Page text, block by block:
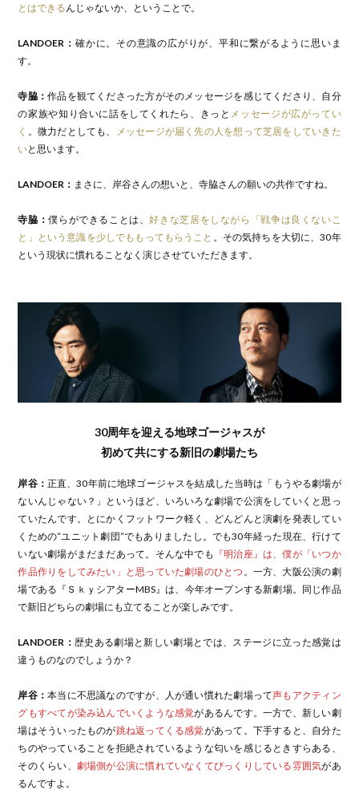
とはできる んじゃないか、ということで。
LANDOER： 確かに。その意識の広がりが、平和に繋がるように思いま
す。
寺脇：作品を観てくださった方がそのメッセージを感じてくださり、自分
の家族や知り合いに話をしてくれたら、きっと メッセージが広がってい
く 。微力だとしても、
メッセージが届く先の人を想って芝居をしていきた
いと思います。
LANDOER： まさに、岸谷さんの想いと、寺脇さんの願いの共作ですね。
寺脇：僕らができることは、好きな芝居をしながら「戦争は良くないこ
と」という意識を少しでももってもらうこと 。その気持ちを大切に、30年
という現状に慣れることなく演じさせていただきます。
30周年を迎える地球ゴージャスが
初めて共にする新旧の劇場たち
岸谷： 正直、30年前に地球ゴージャスを結成した当時は「もうやる劇場が
ないんじゃない？」というほど、いろいろな劇場で公演をしていくと思っ
ていたんです。とにかくフットワーク軽く、どんどんと演劇を発表してい
くための“ユニット劇団”でもありましたし。でも30年経った現在、行けて
いない劇場がまだまだあって。そんな中でも 『明治座』は、僕が「いつか
作品作りをしてみたい」と思っていた劇場のひとつ 。一方、大阪公演の劇
場である『ＳｋｙシアターMBS』は、今年オープンする新劇場。同じ作品
で新旧どちらの劇場にも立てることが楽しみです。
LANDOER： 歴史ある劇場と新しい劇場とでは、ステージに立った感覚は
違うものなのでしょうか？
岸谷：本当に不思議なのですが、人が通い慣れた劇場って声もアクティン
グもすべてが染み込んでいくような感覚があるんです。一方で、新しい劇
場はそういったものが跳ね返ってくる感覚があって。下手すると、自分た
ちのやっていることを拒絶されているような匂いを感じるときすらある、
そのくらい、 劇場側が公演に慣れていなくてびっくりしている雰囲気があ
るんですよ。